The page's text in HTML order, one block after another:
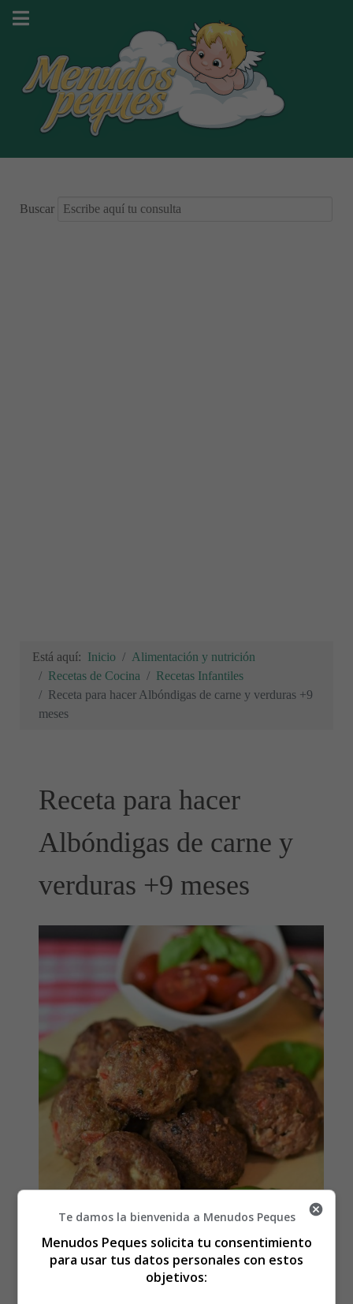
Buscar
Está aquí: Inicio
Alimentación y nutrición
Recetas de Cocina
Recetas Infantiles
Receta para hacer Albóndigas de carne y verduras +9
meses
Receta para hacer
Albóndigas de carne y
verduras +9 meses
Cómo hacer Albóndigas de
carne y verdura para bebés de
Te damos la bienvenida a Menudos Peques
Menudos Peques solicita tu consentimiento
para usar tus datos personales con estos
objetivos: